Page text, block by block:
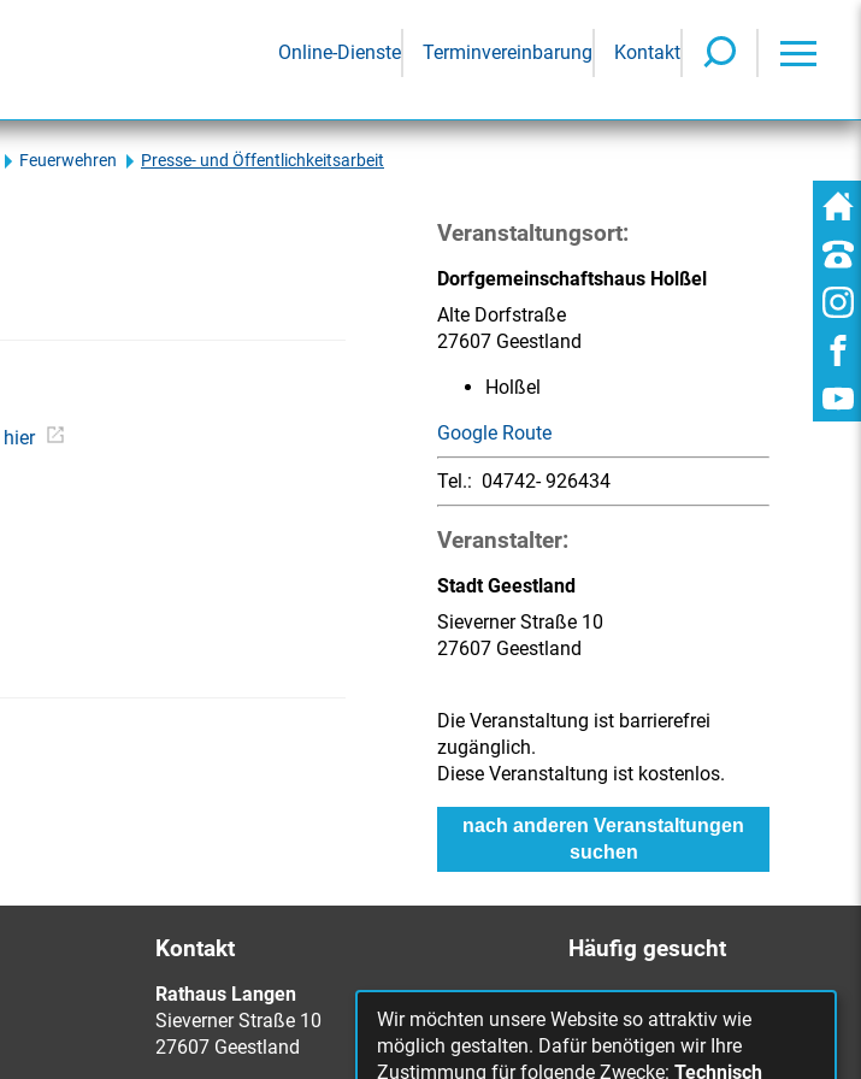
Online-Dienste Terminvereinbarung Kontakt
Feuerwehren Presse- und Öffentlichkeitsarbeit
hier
Veranstaltungsort:
Dorfgemeinschaftshaus Holßel
Alte Dorfstraße
27607 Geestland
Holßel
Google Route
Tel.: 04742- 926434
Veranstalter:
Stadt Geestland
Sieverner Straße 10
27607 Geestland
Die Veranstaltung ist barrierefrei
zugänglich.
Diese Veranstaltung ist kostenlos.
nach anderen Veranstaltungen
suchen
Kontakt
Rathaus Langen
Sieverner Straße 10
27607 Geestland
Häufig gesucht
Bürgerbüro
Online Rathaus
Wir möchten unsere Website so attraktiv wie
möglich gestalten. Dafür benötigen wir Ihre
Zustimmung für folgende Zwecke: Technisch